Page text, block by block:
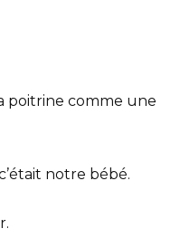
poitrine comme une
notre bébé.